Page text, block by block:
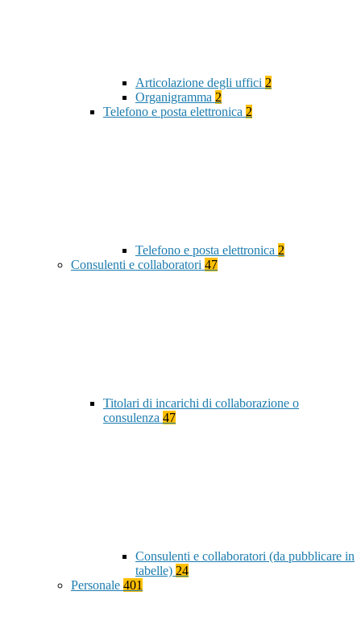
Articolazione degli uffici 2
Organigramma 2
Telefono e posta elettronica 2
Telefono e posta elettronica 2
Consulenti e collaboratori 47
Titolari di incarichi di collaborazione o
consulenza 47
Consulenti e collaboratori (da pubblicare in
tabelle) 24
Personale 401